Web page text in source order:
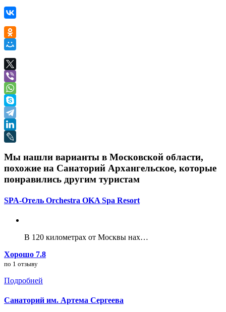
Мы нашли варианты в Московской области,
похожие на Санаторий Архангельское, которые
понравились другим туристам
SPA-Отель Orchestra OKA Spa Resort
В 120 километрах от Москвы нах…
Хорошо 7.8
по 1 отзыву
Подробней
Санаторий им. Артема Сергеева